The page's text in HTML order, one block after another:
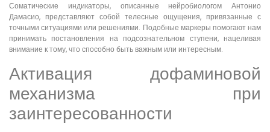
Соматические индикаторы, описанные нейробиологом Антонио
Дамасио, представляют собой телесные ощущения, привязанные с
точными ситуациями или решениями. Подобные маркеры помогают нам
принимать постановления на подсознательном ступени, нацеливая
внимание к тому, что способно быть важным или интересным.
Активация дофаминовой
механизма при
заинтересованности